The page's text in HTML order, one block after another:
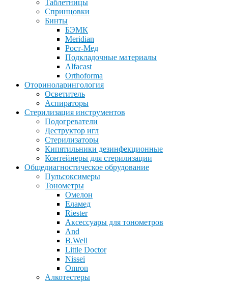
Таблетницы
Спринцовки
Бинты
БЭМК
Meridian
Рост-Мед
Подкладочные материалы
Alfacast
Orthoforma
Оториноларингология
Осветитель
Аспираторы
Стерилизация инструментов
Подогреватели
Деструктор игл
Стерилизаторы
Кипятильники дезинфекционные
Контейнеры для стерилизации
Общедиагностическое обрудование
Пульсоксимеры
Тонометры
Омелон
Еламед
Riester
Аксессуары для тонометров
And
B.Well
Little Doctor
Nissei
Omron
Алкотестеры